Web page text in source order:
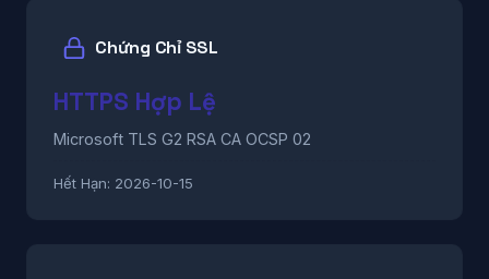
Chứng Chỉ SSL
HTTPS Hợp Lệ
Microsoft TLS G2 RSA CA OCSP 02
Hết Hạn: 2026-10-15